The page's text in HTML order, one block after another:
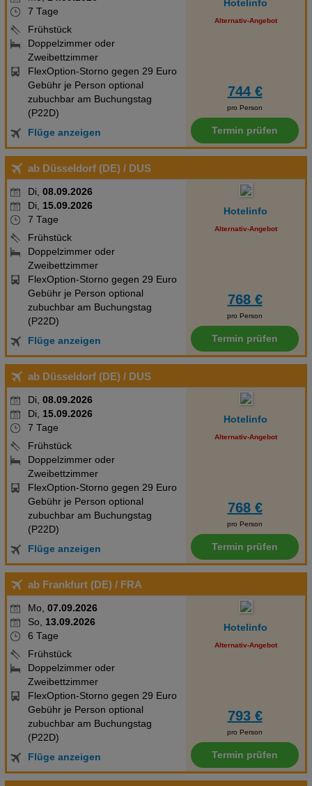
7 Tage
Frühstück
Doppelzimmer oder
Zweibettzimmer
FlexOption-Storno gegen 29 Euro
Gebühr je Person optional
zubuchbar am Buchungstag
(P22D)
Flüge anzeigen
Hotelinfo
Alternativ-Angebot
744 €
pro Person
Termin prüfen
ab Düsseldorf (DE) / DUS
Di, 08.09.2026
Di, 15.09.2026
7 Tage
Frühstück
Doppelzimmer oder
Zweibettzimmer
FlexOption-Storno gegen 29 Euro
Gebühr je Person optional
zubuchbar am Buchungstag
(P22D)
Flüge anzeigen
Hotelinfo
Alternativ-Angebot
768 €
pro Person
Termin prüfen
ab Düsseldorf (DE) / DUS
Di, 08.09.2026
Di, 15.09.2026
7 Tage
Frühstück
Doppelzimmer oder
Zweibettzimmer
FlexOption-Storno gegen 29 Euro
Gebühr je Person optional
zubuchbar am Buchungstag
(P22D)
Flüge anzeigen
Hotelinfo
Alternativ-Angebot
768 €
pro Person
Termin prüfen
ab Frankfurt (DE) / FRA
Mo, 07.09.2026
So, 13.09.2026
6 Tage
Frühstück
Doppelzimmer oder
Zweibettzimmer
FlexOption-Storno gegen 29 Euro
Gebühr je Person optional
zubuchbar am Buchungstag
(P22D)
Flüge anzeigen
Hotelinfo
Alternativ-Angebot
793 €
pro Person
Termin prüfen